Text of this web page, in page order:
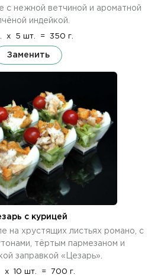
с нежной ветчиной и ароматной
индейкой.
x 5 шт. = 350 г.
Заменить
с курицей
на хрустящих листьях романо, с
тёртым пармезаном и
заправкой «Цезарь».
x 10 шт. = 700 г.